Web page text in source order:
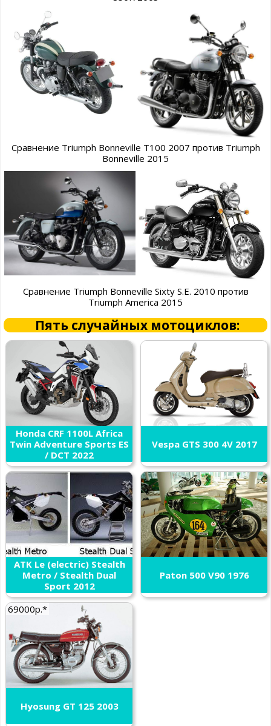
Сравнение Triumph Bonneville T100 2007 против Triumph
Bonneville 2015
Сравнение Triumph Bonneville Sixty S.E. 2010 против
Triumph America 2015
Пять случайных мотоциклов:
Honda CRF 1100L Africa
Twin Adventure Sports ES
/ DCT 2022
Vespa GTS 300 4V 2017
ATK Le (electric) Stealth
Metro / Stealth Dual
Sport 2012
Paton 500 V90 1976
69000р.*
Hyosung GT 125 2003